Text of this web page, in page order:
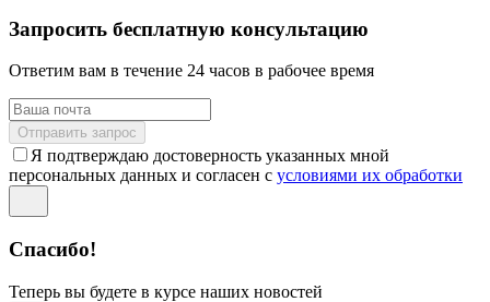
Запросить бесплатную консультацию
Ответим вам в течение 24 часов в рабочее время
Отправить запрос
Я подтверждаю достоверность указанных мной
персональных данных и согласен с условиями их обработки
Спасибо!
Теперь вы будете в курсе наших новостей